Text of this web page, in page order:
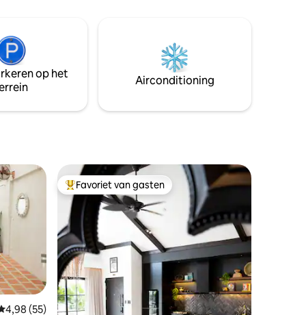
en
host met uitzonderlijke service .
op het
Airconditioning
beoordeling van 4,98 op 5, 55 recensies
4,98 (55)
Topfavoriet van gasten
Favoriet van gasten